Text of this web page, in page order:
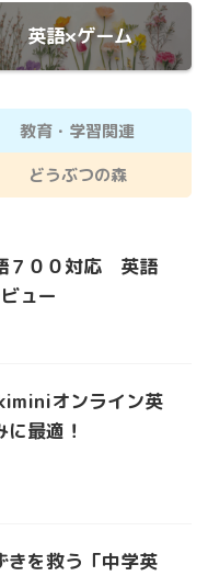
英語×ゲーム
教育・学習関連
どうぶつの森
７００対応 英語
ュー
オンライン英
最適！
きを救う「中学英